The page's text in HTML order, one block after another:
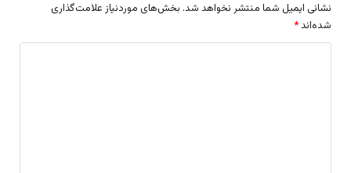
نشانی ایمیل شما منتشر نخواهد شد. بخش‌های موردنیاز علامت‌گذاری
شده‌اند *